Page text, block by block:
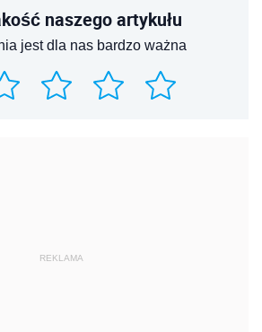
naszego artykułu
jest dla nas bardzo ważna
REKLAMA